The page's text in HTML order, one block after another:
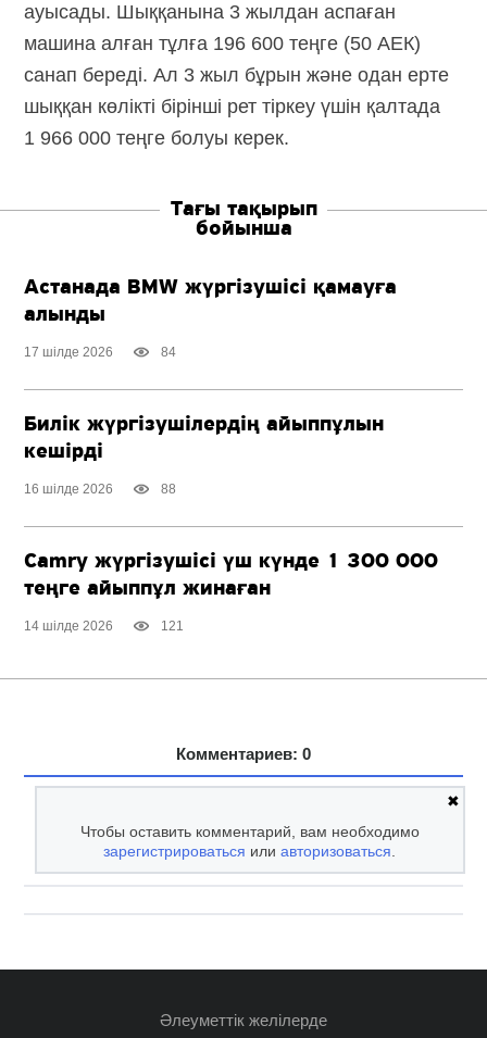
ауысады. Шыққанына 3 жылдан аспаған
машина алған тұлға 196 600 теңге (50 АЕК)
санап береді. Ал 3 жыл бұрын және одан ерте
шыққан көлікті бірінші рет тіркеу үшін қалтада
1 966 000 теңге болуы керек.
Тағы тақырып
бойынша
Астанада BMW жүргізушісі қамауға
алынды
17 шілде 2026 84
Билік жүргізушілердің айыппұлын
кешірді
16 шілде 2026 88
Camry жүргізушісі үш күнде 1 300 000
теңге айыппұл жинаған
14 шілде 2026 121
Комментариев: 0
✖
Чтобы оставить комментарий, вам необходимо
зарегистрироваться илиавторизоваться
Әлеуметтік желілерде